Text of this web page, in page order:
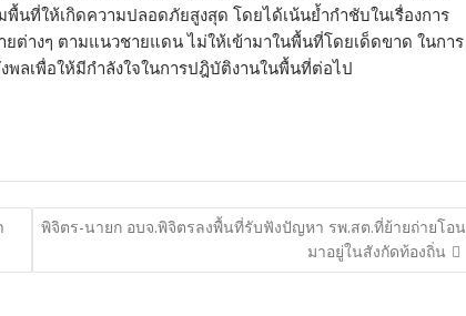
ที่ให้เกิดความปลอดภัยสูงสุด โดยได้เน้นย้ำกําชับในเรื่องการ
ต่างๆ ตามแนวชายแดน ไม่ให้เข้ามาในพื้นที่โดยเด็ดขาด ในการ
ลเพื่อให้มีกำลังใจในการปฎิบัติงานในพื้นที่ต่อไป
พิจิตร-นายก อบจ.พิจิตรลงพื้นที่รับฟังปัญหา รพ.สต.ที่ย้ายถ่ายโอน
มาอยู่ในสังกัดท้องถิ่น